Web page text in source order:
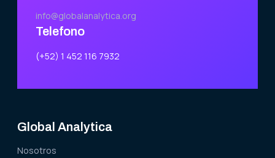
info@globalanalytica.org
Telefono
(+52) 1 452 116 7932
Global Analytica
Nosotros